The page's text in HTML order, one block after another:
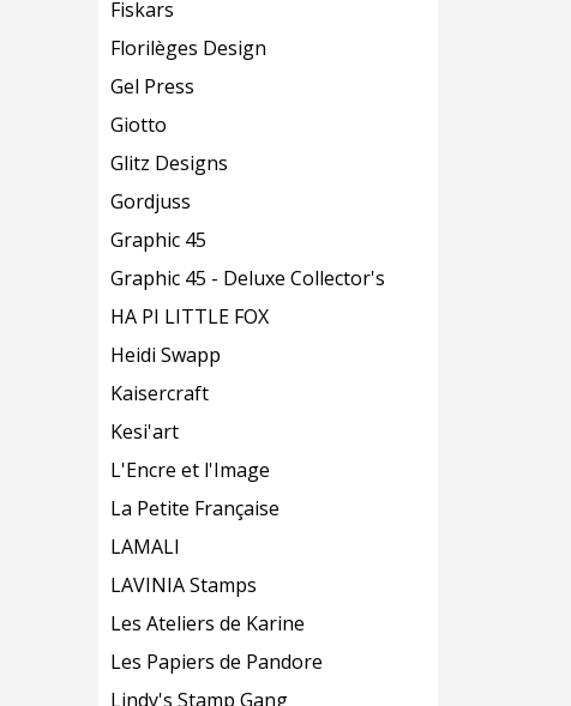
Fiskars
Florilèges Design
Gel Press
Giotto
Glitz Designs
Gordjuss
Graphic 45
Graphic 45 - Deluxe Collector's
HA PI LITTLE FOX
Heidi Swapp
Kaisercraft
Kesi'art
L'Encre et l'Image
La Petite Française
LAMALI
LAVINIA Stamps
Les Ateliers de Karine
Les Papiers de Pandore
Lindy's Stamp Gang